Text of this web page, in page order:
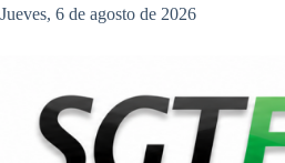
Saltar
Jueves, 6 de agosto de 2026